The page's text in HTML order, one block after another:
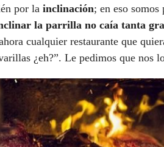
por la inclinación; en eso
la parrilla no caía tanta
cualquier restaurante que
¿eh?”. Le pedimos que nos